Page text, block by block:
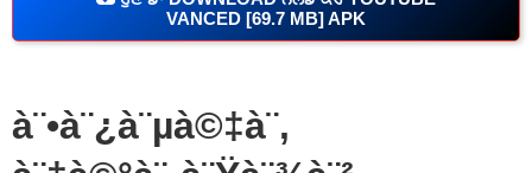
VANCED [69.7 MB] APK
à¨•à¨¿à¨µà©‡à¨‚